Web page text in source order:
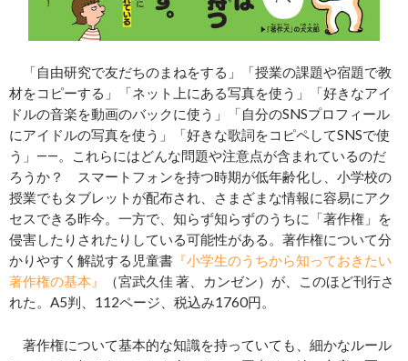
「自由研究で友だちのまねをする」「授業の課題や宿題で教
材をコピーする」「ネット上にある写真を使う」「好きなアイ
ドルの音楽を動画のバックに使う」「自分のSNSプロフィール
にアイドルの写真を使う」「好きな歌詞をコピペしてSNSで使
う」――。これらにはどんな問題や注意点が含まれているのだ
ろうか？ スマートフォンを持つ時期が低年齢化し、小学校の
授業でもタブレットが配布され、さまざまな情報に容易にアク
セスできる昨今。一方で、知らず知らずのうちに「著作権」を
侵害したりされたりしている可能性がある。著作権について分
かりやすく解説する児童書 『小学生のうちから知っておきたい
著作権の基本』
（宮武久佳 著、カンゼン）が、このほど刊行さ
れた。A5判、112ページ、税込み1760円。
著作権について基本的な知識を持っていても、細かなルール